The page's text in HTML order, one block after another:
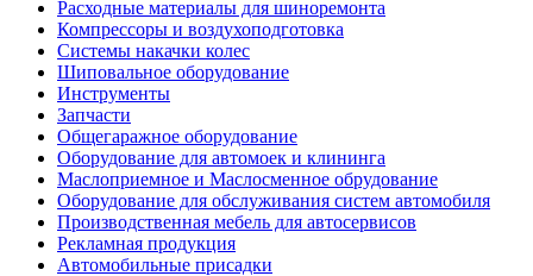
Расходные материалы для шиноремонта
Компрессоры и воздухоподготовка
Системы накачки колес
Шиповальное оборудование
Инструменты
Запчасти
Общегаражное оборудование
Оборудование для автомоек и клининга
Маслоприемное и Маслосменное обрудование
Оборудование для обслуживания систем автомобиля
Производственная мебель для автосервисов
Рекламная продукция
Автомобильные присадки